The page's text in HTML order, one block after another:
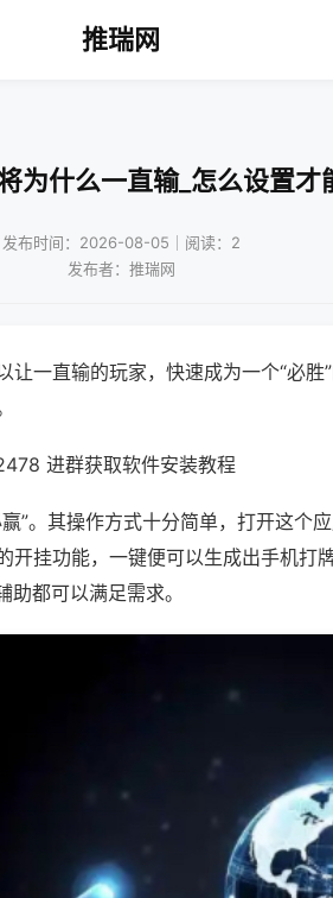
推瑞网
为什么一直输_怎么设置才
发布时间：2026-08-05｜阅读：2
发布者：推瑞网
让一直输的玩家，快速成为一个“必胜
进群获取软件安装教程
”。其操作方式十分简单，打开这个
开挂功能，一键便可以生成出手机打
都可以满足需求。